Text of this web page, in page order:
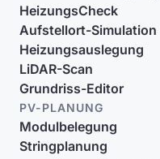
HeizungsCheck
Aufstellort-Simulation
Heizungsauslegung
LiDAR-Scan
Grundriss-Editor
PV-PLANUNG
Modulbelegung
Stringplanung